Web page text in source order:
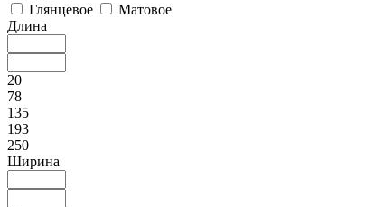
Глянцевое
Матовое
Длина
20
78
135
193
250
Ширина